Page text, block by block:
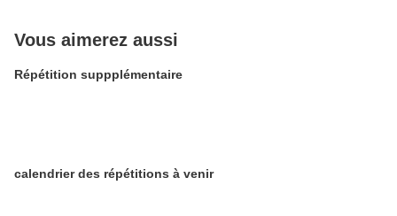
Vous aimerez aussi
Répétition suppplémentaire
calendrier des répétitions à venir